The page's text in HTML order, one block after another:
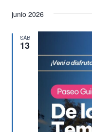
la
junio 2026
SÁB
13